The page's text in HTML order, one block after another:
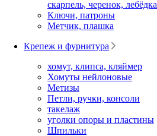
скарпель, черенок, лебёдка
Ключи, патроны
Метчик, плашка
Крепеж и фурнитура
хомут, клипса, кляймер
Хомуты нейлоновые
Метизы
Петли, ручки, консоли
такелаж
уголки опоры и пластины
Шпильки